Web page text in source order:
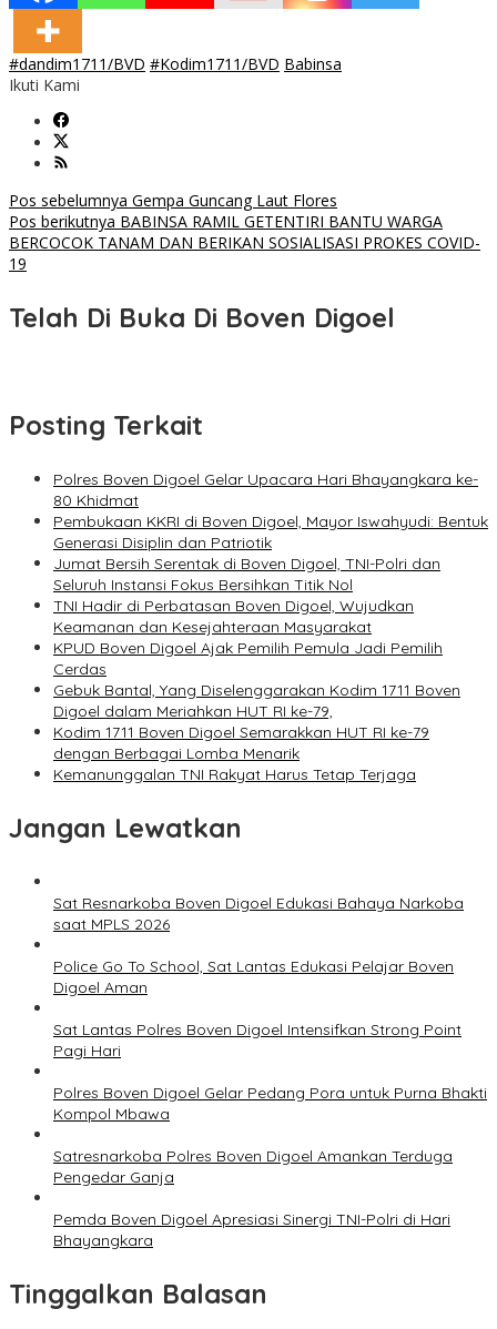
#dandim1711/BVD #Kodim1711/BVD Babinsa
Ikuti Kami
Navigasi
pos
Pos sebelumnya Gempa Guncang Laut Flores
Pos berikutnya BABINSA RAMIL GETENTIRI BANTU WARGA
BERCOCOK TANAM DAN BERIKAN SOSIALISASI PROKES COVID-
19
Telah Di Buka Di Boven Digoel
Posting Terkait
Polres Boven Digoel Gelar Upacara Hari Bhayangkara ke-
80 Khidmat
Pembukaan KKRI di Boven Digoel, Mayor Iswahyudi: Bentuk
Generasi Disiplin dan Patriotik
Jumat Bersih Serentak di Boven Digoel, TNI-Polri dan
Seluruh Instansi Fokus Bersihkan Titik Nol
TNI Hadir di Perbatasan Boven Digoel, Wujudkan
Keamanan dan Kesejahteraan Masyarakat
KPUD Boven Digoel Ajak Pemilih Pemula Jadi Pemilih
Cerdas
Gebuk Bantal, Yang Diselenggarakan Kodim 1711 Boven
Digoel dalam Meriahkan HUT RI ke-79,
Kodim 1711 Boven Digoel Semarakkan HUT RI ke-79
dengan Berbagai Lomba Menarik
Kemanunggalan TNI Rakyat Harus Tetap Terjaga
Jangan Lewatkan
Sat Resnarkoba Boven Digoel Edukasi Bahaya Narkoba
saat MPLS 2026
Police Go To School, Sat Lantas Edukasi Pelajar Boven
Digoel Aman
Sat Lantas Polres Boven Digoel Intensifkan Strong Point
Pagi Hari
Polres Boven Digoel Gelar Pedang Pora untuk Purna Bhakti
Kompol Mbawa
Satresnarkoba Polres Boven Digoel Amankan Terduga
Pengedar Ganja
Pemda Boven Digoel Apresiasi Sinergi TNI-Polri di Hari
Bhayangkara
Tinggalkan Balasan